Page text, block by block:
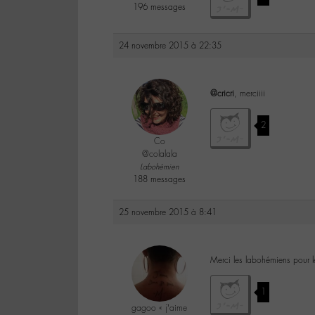
196 messages
24 novembre 2015 à 22:35
Co
@colalala
Labohémien
188 messages
@cricri, merciiii
2
25 novembre 2015 à 8:41
gagoo « j’aime
Merci les labohémiens pour
1